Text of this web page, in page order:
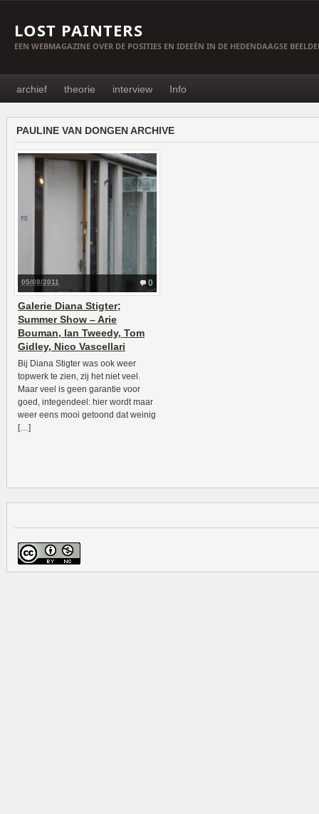
LOST PAINTERS
EEN WEBMAGAZINE OVER DE POSITIES EN IDEEËN IN DE HEDENDAAGSE
archief theorie interview Info
PAULINE VAN DONGEN ARCHIVE
0
05/08/2011
Galerie Diana Stigter;
Summer Show – Arie
Bouman, Ian Tweedy, Tom
Gidley, Nico Vascellari
Bij Diana Stigter was ook weer
topwerk te zien, zij het niet veel.
Maar veel is geen garantie voor
goed, integendeel: hier wordt maar
weer eens mooi getoond dat weinig
[…]